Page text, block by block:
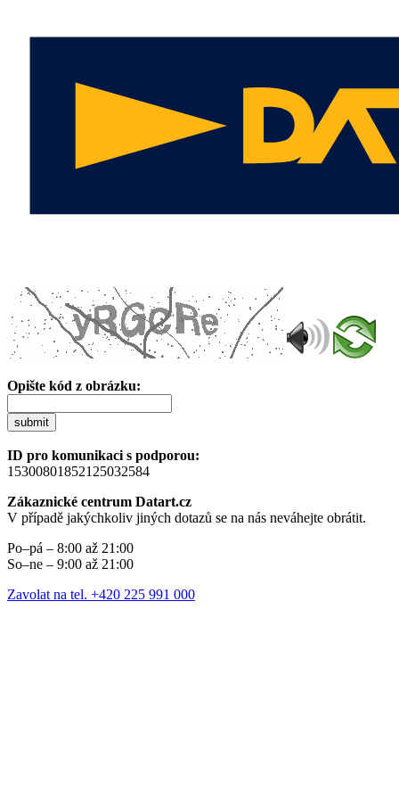
Opište kód z obrázku:
submit
ID pro komunikaci s podporou:
15300801852125032584
Zákaznické centrum Datart.cz
V případě jakýchkoliv jiných dotazů se na nás neváhejte obrátit.
Po–pá – 8:00 až 21:00
So–ne – 9:00 až 21:00
Zavolat na tel. +420 225 991 000